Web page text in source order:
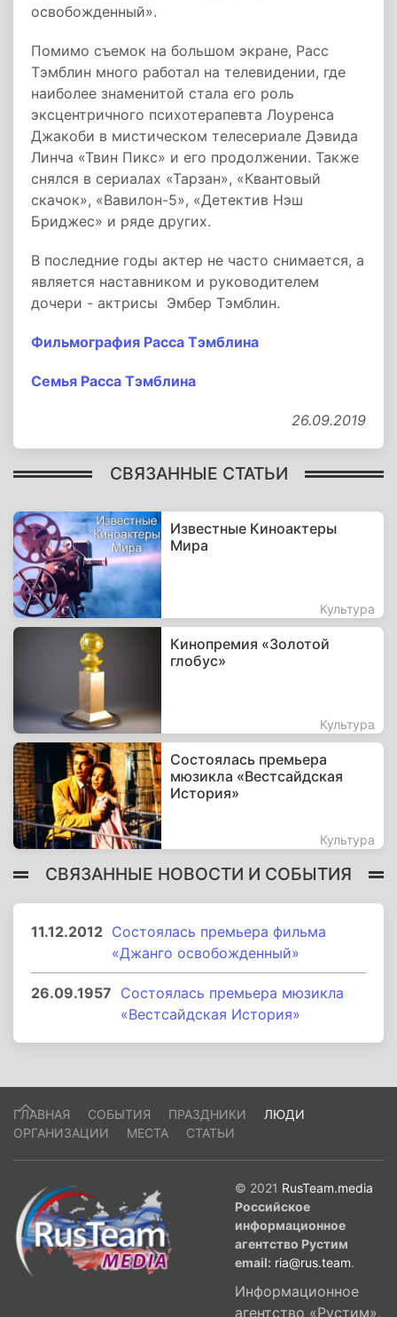
освобожденный».
Помимо съемок на большом экране, Расс
Тэмблин много работал на телевидении, где
наиболее знаменитой стала его роль
эксцентричного психотерапевта Лоуренса
Джакоби в мистическом телесериале Дэвида
Линча «Твин Пикс» и его продолжении. Также
снялся в сериалах «Тарзан», «Квантовый
скачок», «Вавилон-5», «Детектив Нэш
Бриджес» и ряде других.
В последние годы актер не часто снимается, а
является наставником и руководителем
дочери - актрисы Эмбер Тэмблин.
Фильмография Расса Тэмблина
Семья Расса Тэмблина
26.09.2019
СВЯЗАННЫЕ СТАТЬИ
Известные Киноактеры
Мира
Культура
Кинопремия «Золотой
глобус»
Культура
Состоялась премьера
мюзикла «Вестсайдская
История»
Культура
СВЯЗАННЫЕ НОВОСТИ И СОБЫТИЯ
11.12.2012 Состоялась премьера фильма
«Джанго освобожденный»
26.09.1957 Состоялась премьера мюзикла
«Вестсайдская История»
ГЛАВНАЯ СОБЫТИЯ ПРАЗДНИКИ
ЛЮДИ
ОРГАНИЗАЦИИ
МЕСТА СТАТЬИ
© 2021 RusTeam.media
Российское
информационное
агентство Рустим
email: ria@rus.team.
Информационное
агентство «Рустим»,